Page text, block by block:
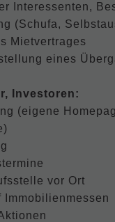
Interessenten,
(Schufa,
Mietvertrages
eines
Investoren:
(eigene
vor Ort
Immobilienmessen